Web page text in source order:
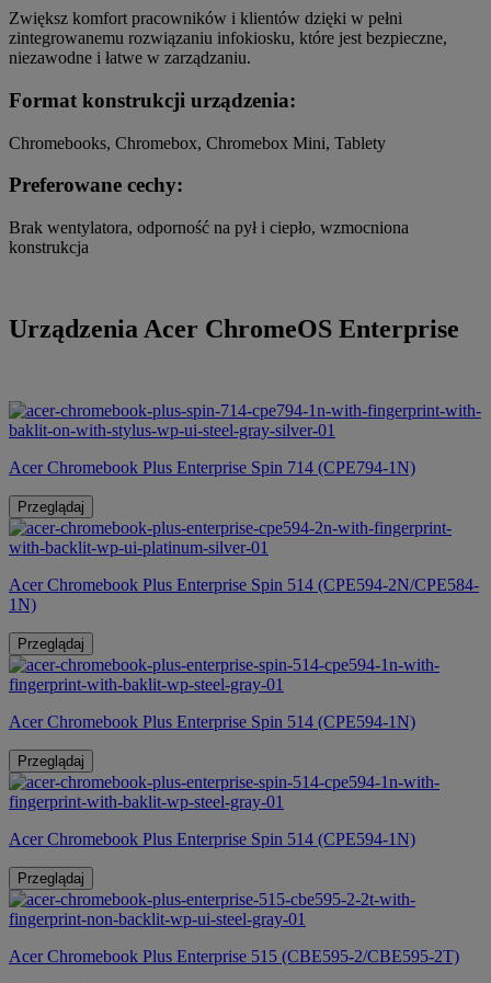
Zwiększ komfort pracowników i klientów dzięki w pełni
zintegrowanemu rozwiązaniu infokiosku, które jest bezpieczne,
niezawodne i łatwe w zarządzaniu.
Format konstrukcji urządzenia:
Chromebooks, Chromebox, Chromebox Mini, Tablety
Preferowane cechy:
Brak wentylatora, odporność na pył i ciepło, wzmocniona
konstrukcja
Urządzenia Acer ChromeOS Enterprise
Acer Chromebook Plus Enterprise Spin 714 (CPE794-1N)
Przeglądaj
Acer Chromebook Plus Enterprise Spin 514 (CPE594-2N/CPE584-
1N)
Przeglądaj
Acer Chromebook Plus Enterprise Spin 514 (CPE594-1N)
Przeglądaj
Acer Chromebook Plus Enterprise Spin 514 (CPE594-1N)
Przeglądaj
Acer Chromebook Plus Enterprise 515 (CBE595-2/CBE595-2T)